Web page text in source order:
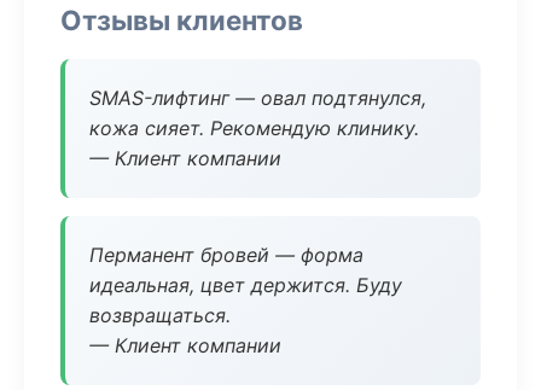
Отзывы клиентов
SMAS-лифтинг — овал подтянулся,
кожа сияет. Рекомендую клинику.
— Клиент компании
Перманент бровей — форма
идеальная, цвет держится. Буду
возвращаться.
— Клиент компании